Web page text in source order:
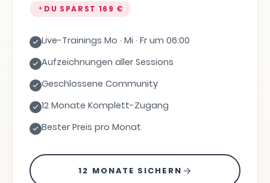
DU SPARST 169 €
Live-Trainings Mo · Mi · Fr um 06:00
Aufzeichnungen aller Sessions
Geschlossene Community
12 Monate Komplett-Zugang
Bester Preis pro Monat
12 MONATE SICHERN